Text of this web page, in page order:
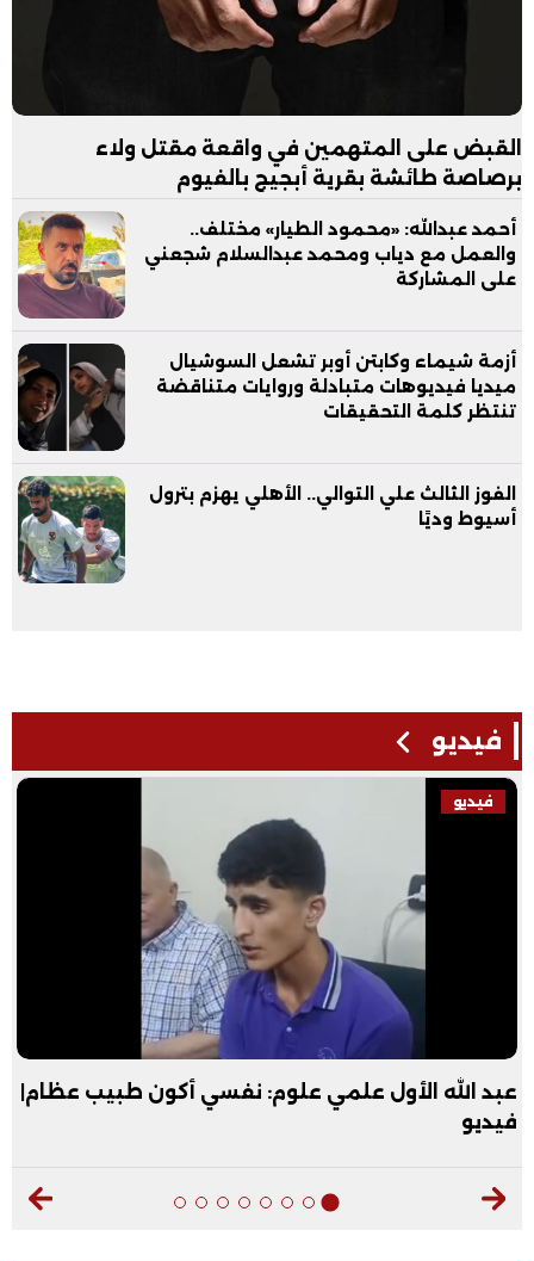
القبض على المتهمين في واقعة مقتل ولاء
برصاصة طائشة بقرية أبجيج بالفيوم
أحمد عبدالله: «محمود الطيار» مختلف..
والعمل مع دياب ومحمد عبدالسلام شجعني
على المشاركة
أزمة شيماء وكابتن أوبر تشعل السوشيال
ميديا فيديوهات متبادلة وروايات متناقضة
تنتظر كلمة التحقيقات
الفوز الثالث علي التوالي.. الأهلي يهزم بترول
أسيوط وديًا
فيديو
فيديو
عبد الله الأول علمي علوم: نفسي أكون طبيب عظام|
فيديو